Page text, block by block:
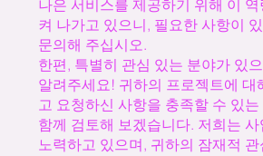
나은 서비스를 제공하기 위해 이
켜 나가고 있으니, 필요한 사항이
문의해 주십시오.
한편, 특별히 관심 있는 분야가 있
알려주세요! 귀하의 프로젝트에 대
고 요청하신 사항을 충족할 수 있
함께 검토해 보겠습니다. 저희는
노력하고 있으며, 귀하의 잠재적